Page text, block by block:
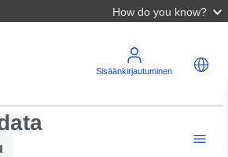
How do you know?
Sisäänkirjautuminen